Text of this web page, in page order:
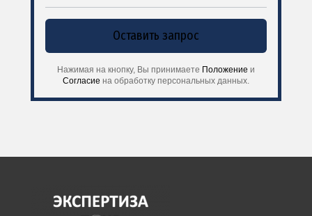
Оставить запрос
Нажимая на кнопку, Вы принимаете Положение и
Согласие на обработку персональных данных.